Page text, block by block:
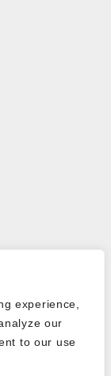
experience,
our
to our use